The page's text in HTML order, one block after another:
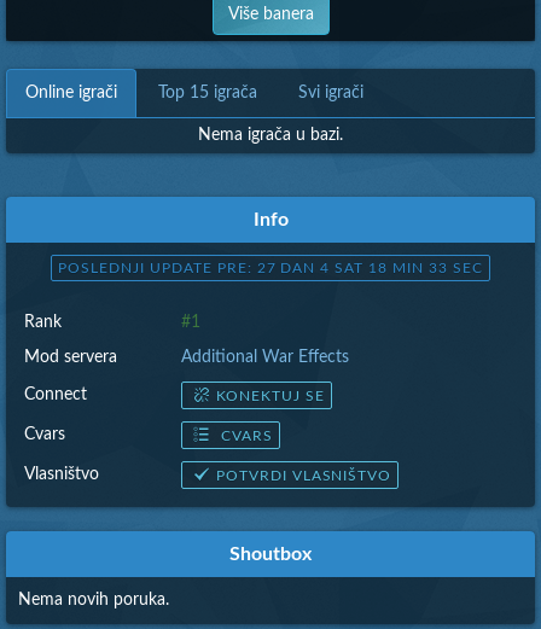
Više banera
Online igrači Top 15 igrača Svi igrači
Nema igrača u bazi.
Info
POSLEDNJI UPDATE PRE: 27 DAN 4 SAT 18 MIN 34 SEC
Rank #1
Mod servera Additional War Effects
Connect KONEKTUJ SE
Cvars CVARS
Vlasništvo POTVRDI VLASNIŠTVO
Shoutbox
Nema novih poruka.